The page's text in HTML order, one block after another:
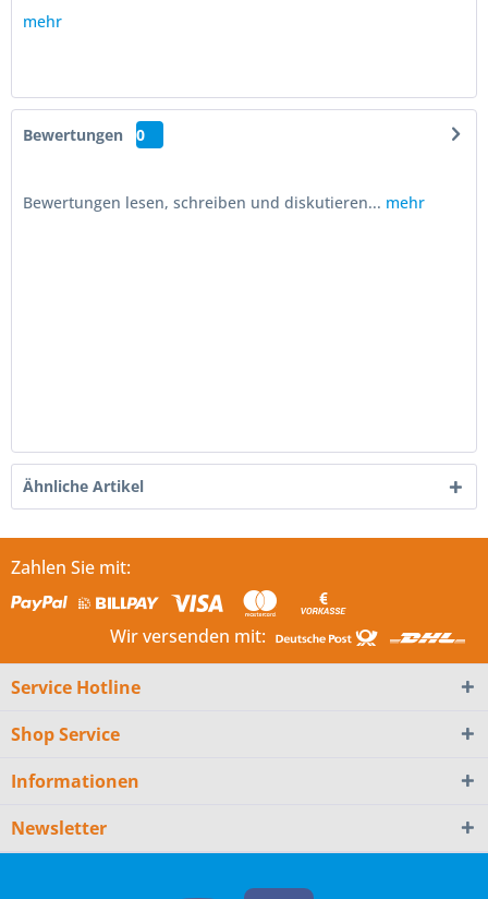
mehr
Bewertungen 0
Bewertungen lesen, schreiben und diskutieren... mehr
Ähnliche Artikel
Zahlen Sie mit:
Wir versenden mit:
Service Hotline
Shop Service
Informationen
Newsletter